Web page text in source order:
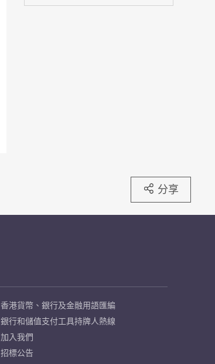
分享
香港貨幣、銀行及金融用語匯編
銀行和儲值支付工具持牌人熱線
加入我們
招標公告